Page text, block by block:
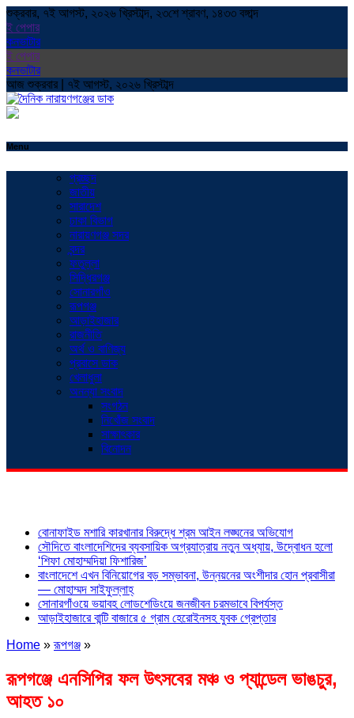
শুক্রবার, ৭ই আগস্ট, ২০২৬ খ্রিস্টাব্দ, ২৩শে শ্রাবণ, ১৪৩৩ বঙ্গাব্দ
ই পেপার
কনভাটার
ই পেপার
কনভাটার
আজ শুক্রবার | ৭ই আগস্ট, ২০২৬ খ্রিস্টাব্দ
Menu
প্রচ্ছদ
জাতীয়
সারাদেশ
ঢাকা বিভাগ
নারায়ণগঞ্জ সদর
বন্দর
ফতুল্লা
সিদ্ধিরগঞ্জ
সোনারগাঁও
রূপগঞ্জ
আড়াইহাজার
রাজনীতি
অর্থ ও বাণিজ্য
প্রবাসে ডাক
খেলাধুলা
অনন্যা সংবাদ
সংগঠন
নিখোঁজ সংবাদ
সাক্ষাৎকার
বিনোদন
বোনাফাইড মশারি কারখানার বিরুদ্ধে শ্রম আইন লঙ্ঘনের অভিযোগ
সৌদিতে বাংলাদেশিদের ব্যবসায়িক অগ্রযাত্রায় নতুন অধ্যায়, উদ্বোধন হলো
‘শিফা মোহাম্মদিয়া ফিশারিজ’
বাংলাদেশে এখন বিনিয়োগের বড় সম্ভাবনা, উন্নয়নের অংশীদার হোন প্রবাসীরা
— মোহাম্মদ সাইফুল্লাহ্
সোনারগাঁওয়ে ভয়াবহ লোডশেডিংয়ে জনজীবন চরমভাবে বিপর্যস্ত
আড়াইহাজারে বান্টি বাজারে ৫ গ্রাম হেরোইনসহ যুবক গ্রেপ্তার
Home »রূপগঞ্জ »
রূপগঞ্জে এনসিপির ফল উৎসবের মঞ্চ ও প্যান্ডেল ভাঙচুর,
আহত ১০